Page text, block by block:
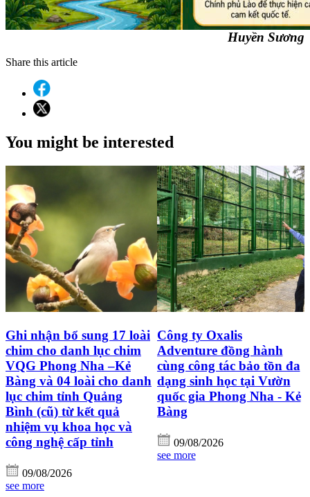
Huyền Sương
Share this article
You might be interested
Ghi nhận bổ sung 17 loài
chim cho danh lục chim
VQG Phong Nha –Kẻ
Bàng và 04 loài cho danh
lục chim tỉnh Quảng
Bình (cũ) từ kết quả
nhiệm vụ khoa học và
công nghệ cấp tỉnh
09/08/2026
see more
Công ty Oxalis
Adventure đồng hành
cùng công tác bảo tồn đa
dạng sinh học tại Vườn
quốc gia Phong Nha - Kẻ
Bàng
09/08/2026
see more